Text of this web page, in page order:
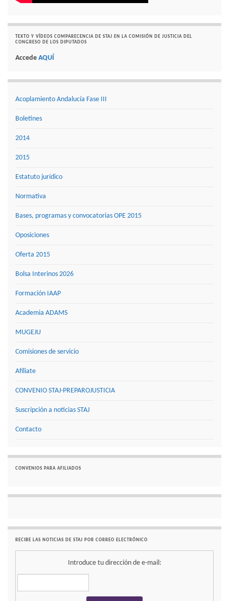
TEXTO Y VÍDEOS COMPARECENCIA DE STAJ EN LA COMISIÓN DE JUSTICIA DEL
CONGRESO DE LOS DIPUTADOS
Accede AQUÍ
Acoplamiento Andalucía Fase III
Boletines
2014
2015
Estatuto jurídico
Normativa
Bases, programas y convocatorias OPE 2015
Oposiciones
Oferta 2015
Bolsa Interinos 2026
Formación IAAP
Academia ADAMS
MUGEJU
Comisiones de servicio
Afíliate
CONVENIO STAJ-PREPAROJUSTICIA
Suscripción a noticias STAJ
Contacto
CONVENIOS PARA AFILIADOS
RECIBE LAS NOTICIAS DE STAJ POR CORREO ELECTRÓNICO
Introduce tu dirección de e-mail: